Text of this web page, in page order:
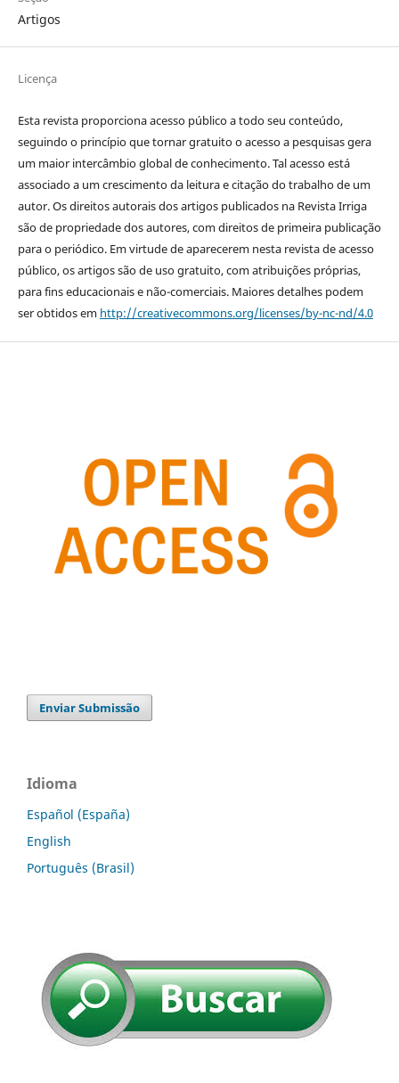
Artigos
Licença
Esta revista proporciona acesso público a todo seu conteúdo,
seguindo o princípio que tornar gratuito o acesso a pesquisas gera
um maior intercâmbio global de conhecimento. Tal acesso está
associado a um crescimento da leitura e citação do trabalho de um
autor. Os direitos autorais dos artigos publicados na Revista Irriga
são de propriedade dos autores, com direitos de primeira publicação
para o periódico. Em virtude de aparecerem nesta revista de acesso
público, os artigos são de uso gratuito, com atribuições próprias,
para fins educacionais e não-comerciais. Maiores detalhes podem
ser obtidos em http://creativecommons.org/licenses/by-nc-nd/4.0
Enviar Submissão
Idioma
Español (España)
English
Português (Brasil)